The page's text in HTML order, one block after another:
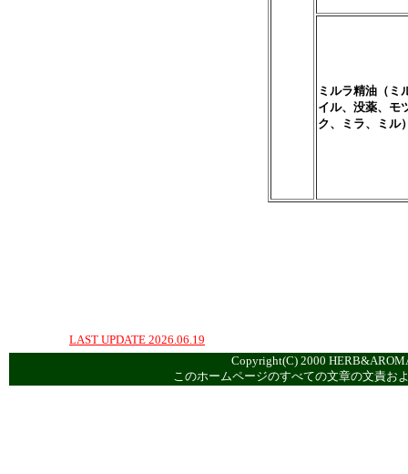
ミルラ精油（ミ
イル、没薬、モ
ク、ミラ、ミル
LAST UPDATE 2026.06.19
Copyright(C) 2000
このホームページのすべての文章の文責お